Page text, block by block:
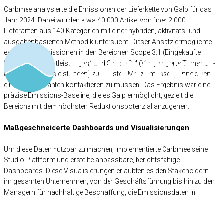
Carbmee analysierte die Emissionen der Lieferkette von Galp für das
Jahr 2024. Dabei wurden etwa 40.000 Artikel von über 2.000
Lieferanten aus 140 Kategorien mit einer hybriden, aktivitäts- und
ausgabenbasierten Methodik untersucht. Dieser Ansatz ermöglichte
es Galp, die Emissionen in den Bereichen Scope 3.1 (Eingekaufte
Waren und Dienstleistungen) und Scope 3.4 (Vorgelagerte Transport-
und Distributionsleistungen) zum ersten Mal zu messen, ohne einen
einzigen Lieferanten kontaktieren zu müssen. Das Ergebnis war eine
präzise Emissions-Baseline, die es Galp ermöglicht, gezielt die
Bereiche mit dem höchsten Reduktionspotenzial anzugehen.
Maßgeschneiderte Dashboards und Visualisierungen
Um diese Daten nutzbar zu machen, implementierte Carbmee seine
Studio-Plattform und erstellte anpassbare, berichtsfähige
Dashboards. Diese Visualisierungen erlaubten es den Stakeholdern
im gesamten Unternehmen, von der Geschäftsführung bis hin zu den
Managern für nachhaltige Beschaffung, die Emissionsdaten in